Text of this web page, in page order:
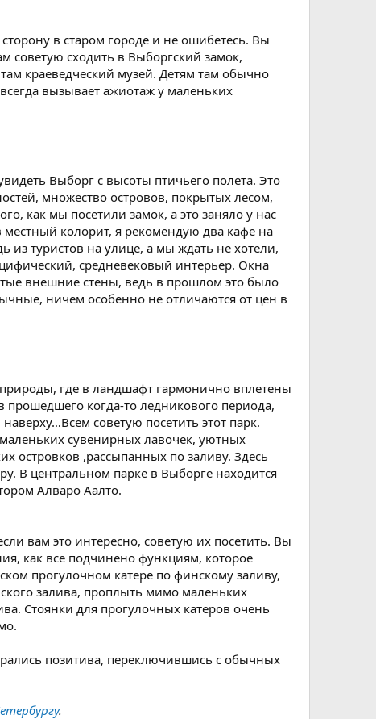
в старом городе и не ошибетесь. Вы
советую сходить в Выборгский замок,
краеведческий музей. Детям там обычно
вызывает ажиотаж у маленьких
Выборг с высоты птичьего полета. Это
множество островов, покрытых лесом,
как мы посетили замок, а это заняло у нас
местный колорит, я рекомендую два кафе на
из туристов на улице, а мы ждать не хотели,
средневековый интерьер. Окна
внешние стены, ведь в прошлом это было
ничем особенно не отличаются от цен в
где в ландшафт гармонично вплетены
прошедшего когда-то ледникового периода,
советую посетить этот парк.
сувенирных лавочек, уютных
островков ,рассыпанных по заливу. Здесь
В центральном парке в Выборге находится
Алваро Аалто.
вам это интересно, советую их посетить. Вы
как все подчинено функциям, которое
прогулочном катере по финскому заливу,
залива, проплыть мимо маленьких
Стоянки для прогулочных катеров очень
позитива, переключившись с обычных
.